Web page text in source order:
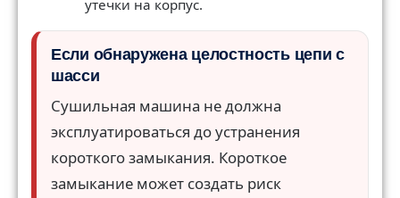
утечки на корпус.
Если обнаружена целостность цепи с
шасси
Сушильная машина не должна
эксплуатироваться до устранения
короткого замыкания. Короткое
замыкание может создать риск